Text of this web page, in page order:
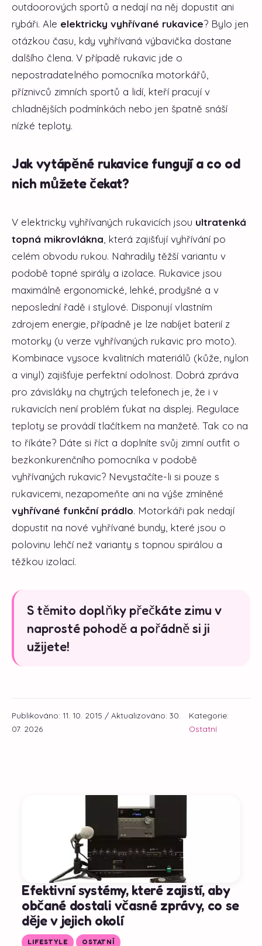
outdoorových sportů a nedají na něj dopustit ani
rybáři. Ale elektricky vyhřívané rukavice? Bylo jen
otázkou času, kdy vyhřívaná výbavička dostane
dalšího člena. V případě rukavic jde o
nepostradatelného pomocníka motorkářů,
příznivců zimních sportů a lidí, kteří pracují v
chladnějších podmínkách nebo jen špatně snáší
nízké teploty.
Jak vytápěné rukavice fungují a co od
nich můžete čekat?
V elektricky vyhřívaných rukavicích jsou ultratenká
topná mikrovlákna , která zajišťují vyhřívání po
celém obvodu rukou. Nahradily těžší variantu v
podobě topné spirály a izolace. Rukavice jsou
maximálně ergonomické, lehké, prodyšné a v
neposlední řadě i stylové. Disponují vlastním
zdrojem energie, případně je lze nabíjet baterií z
motorky (u verze vyhřívaných rukavic pro moto).
Kombinace vysoce kvalitních materiálů (kůže, nylon
a vinyl) zajišťuje perfektní odolnost. Dobrá zpráva
pro závisláky na chytrých telefonech je, že i v
rukavicích není problém ťukat na displej. Regulace
teploty se provádí tlačítkem na manžetě. Tak co na
to říkáte? Dáte si říct a doplníte svůj zimní outfit o
bezkonkurenčního pomocníka v podobě
vyhřívaných rukavic? Nevystačíte-li si pouze s
rukavicemi, nezapomeňte ani na výše zmíněné
vyhřívané funkční prádlo. Motorkáři pak nedají
dopustit na nové vyhřívané bundy, které jsou o
polovinu lehčí než varianty s topnou spirálou a
těžkou izolací.
S těmito doplňky přečkáte zimu v
naprosté pohodě a pořádně si ji
užijete!
Publikováno: 11. 10. 2015 / Aktualizováno: 30.
07. 2026
Kategorie:
Ostatní
Efektivní systémy, které zajistí, aby
občané dostali včasné zprávy, co se
děje v jejich okolí
LIFESTYLE OSTATNÍ